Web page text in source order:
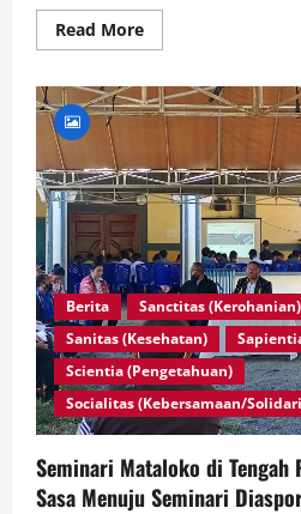
Read MoreRead
more
Daring:
Adaptasi
Baru
Pembelajaran
di
Seminari
Berita
Sanctitas (Kerohanian)
Sanitas (Kesehatan)
Scientia (Pengetahuan)
Socialitas (Kebersamaan/
Seminari Mataloko di Tengah
Sasa Menuju Seminari